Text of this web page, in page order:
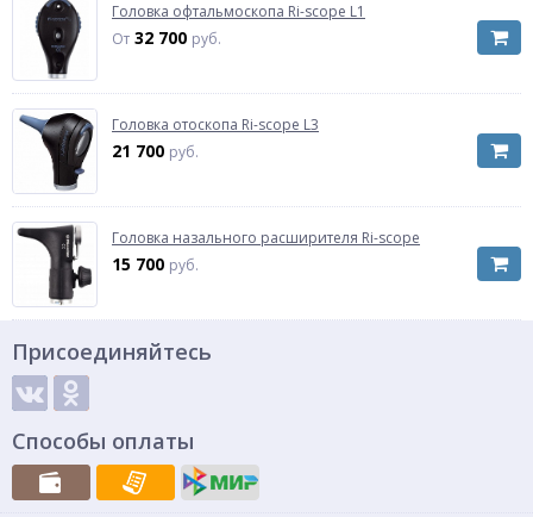
Головка офтальмоскопа Ri-scope L1
От 32 700 руб.
Головка отоскопа Ri-scope L3
21 700 руб.
Головка назального расширителя Ri-scope
15 700 руб.
Присоединяйтесь
Способы оплаты